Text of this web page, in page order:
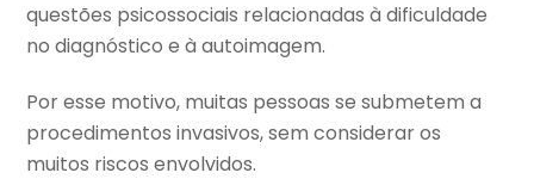
questões psicossociais relacionadas à dificuldade
no diagnóstico e à autoimagem.
Por esse motivo, muitas pessoas se submetem a
procedimentos invasivos, sem considerar os
muitos riscos envolvidos.